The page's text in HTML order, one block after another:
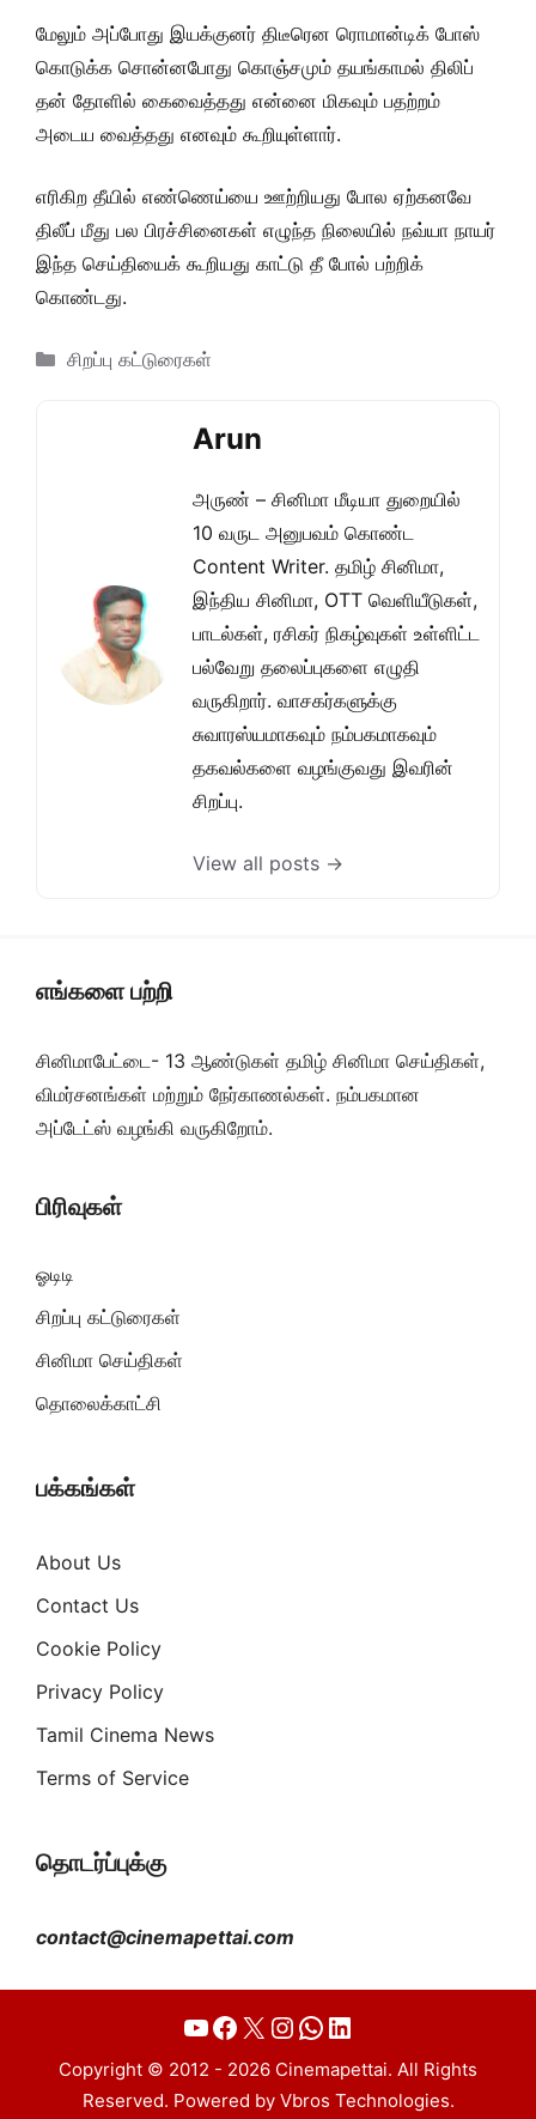
மேலும் அப்போது இயக்குனர் திடீரென ரொமான்டிக் போஸ்
கொடுக்க சொன்னபோது கொஞ்சமும் தயங்காமல் திலிப்
தன் தோளில் கைவைத்தது என்னை மிகவும் பதற்றம்
அடைய வைத்தது எனவும் கூறியுள்ளார்.
எரிகிற தீயில் எண்ணெய்யை ஊற்றியது போல ஏற்கனவே
திலீப் மீது பல பிரச்சினைகள் எழுந்த நிலையில் நவ்யா நாயர்
இந்த செய்தியைக் கூறியது காட்டு தீ போல் பற்றிக்
கொண்டது.
Categories
சிறப்பு கட்டுரைகள்
Arun
அருண் – சினிமா மீடியா துறையில்
10 வருட அனுபவம் கொண்ட
Content Writer. தமிழ் சினிமா,
இந்திய சினிமா, OTT வெளியீடுகள்,
பாடல்கள், ரசிகர் நிகழ்வுகள் உள்ளிட்ட
பல்வேறு தலைப்புகளை எழுதி
வருகிறார். வாசகர்களுக்கு
சுவாரஸ்யமாகவும் நம்பகமாகவும்
தகவல்களை வழங்குவது இவரின்
சிறப்பு.
View all posts →
எங்களை பற்றி
சினிமாபேட்டை- 13 ஆண்டுகள் தமிழ் சினிமா செய்திகள்,
விமர்சனங்கள் மற்றும் நேர்காணல்கள். நம்பகமான
அப்டேட்ஸ் வழங்கி வருகிறோம்.
பிரிவுகள்
ஓடிடி
சிறப்பு கட்டுரைகள்
சினிமா செய்திகள்
தொலைக்காட்சி
பக்கங்கள்
About Us
Contact Us
Cookie Policy
Privacy Policy
Tamil Cinema News
Terms of Service
தொடர்ப்புக்கு
contact@cinemapettai.com
YouTube
Facebook
X Instagram
WhatsApp
LinkedIn
Copyright © 2012 - 2026 Cinemapettai. All Rights
Reserved. Powered by Vbros Technologies.